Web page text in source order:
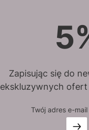
Zapisując się do
ekskluzywnych ofert
Twój adres e-mail